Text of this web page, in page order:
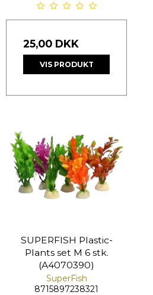
25,00 DKK
VIS PRODUKT
SUPERFISH Plastic-
Plants set M 6 stk.
(A4070390)
SuperFish
8715897238321